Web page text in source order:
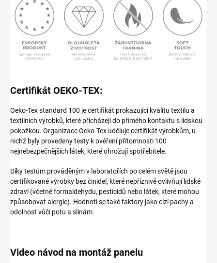
Certifikát OEKO-TEX:
Oeko-Tex standard 100 je certifikát prokazující kvalitu textilu a
textilních výrobků, které přicházejí do přímého kontaktu s lidskou
pokožkou. Organizace Oeko-Tex uděluje certifikát výrobkům, u
nichž byly provedeny testy k ověření přítomnosti 100
nejnebezpečnějších látek, které ohrožují spotřebitele.
Díky testům prováděným v laboratořích po celém světě jsou
certifikované výrobky bez činidel, které nepříznivě ovlivňují lidské
zdraví (včetně formaldehydu, pesticidů nebo látek, které mohou
způsobovat alergie). Hodnotí se také faktory jako cizí pachy a
odolnost vůči potu a slinám.
Video návod na montáž panelu